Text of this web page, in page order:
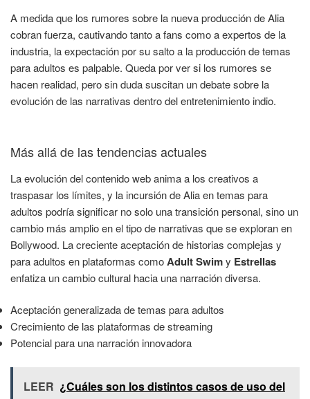
A medida que los rumores sobre la nueva producción de Alia
cobran fuerza, cautivando tanto a fans como a expertos de la
industria, la expectación por su salto a la producción de temas
para adultos es palpable. Queda por ver si los rumores se
hacen realidad, pero sin duda suscitan un debate sobre la
evolución de las narrativas dentro del entretenimiento indio.
Más allá de las tendencias actuales
La evolución del contenido web anima a los creativos a
traspasar los límites, y la incursión de Alia en temas para
adultos podría significar no solo una transición personal, sino un
cambio más amplio en el tipo de narrativas que se exploran en
Bollywood. La creciente aceptación de historias complejas y
para adultos en plataformas comoAdult Swimy Estrellas
enfatiza un cambio cultural hacia una narración diversa.
Aceptación generalizada de temas para adultos
Crecimiento de las plataformas de streaming
Potencial para una narración innovadora
LEER ¿Cuáles son los distintos casos de uso del